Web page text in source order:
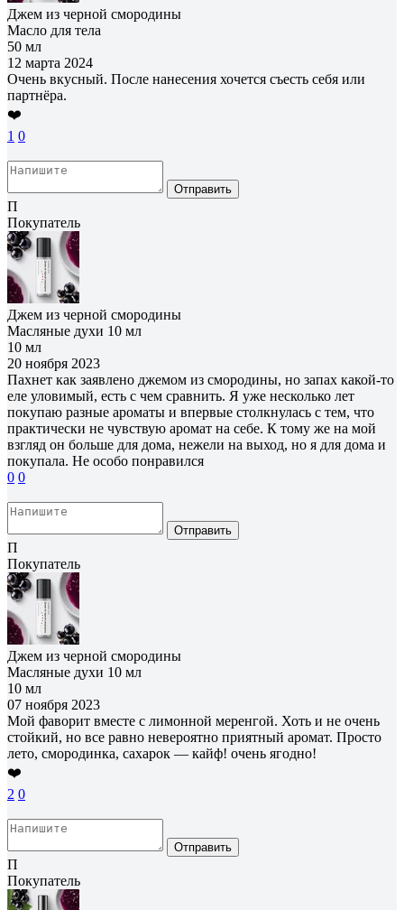
Джем из черной смородины
Масло для тела
50 мл
12 марта 2024
Очень вкусный. После нанесения хочется съесть себя или
партнёра.
❤️
1 0
Отправить
П
Покупатель
Джем из черной смородины
Масляные духи 10 мл
10 мл
20 ноября 2023
Пахнет как заявлено джемом из смородины, но запах какой-то
еле уловимый, есть с чем сравнить. Я уже несколько лет
покупаю разные ароматы и впервые столкнулась с тем, что
практически не чувствую аромат на себе. К тому же на мой
взгляд он больше для дома, нежели на выход, но я для дома и
покупала. Не особо понравился
0 0
Отправить
П
Покупатель
Джем из черной смородины
Масляные духи 10 мл
10 мл
07 ноября 2023
Мой фаворит вместе с лимонной меренгой. Хоть и не очень
стойкий, но все равно невероятно приятный аромат. Просто
лето, смородинка, сахарок — кайф! очень ягодно!
❤️
2 0
Отправить
П
Покупатель